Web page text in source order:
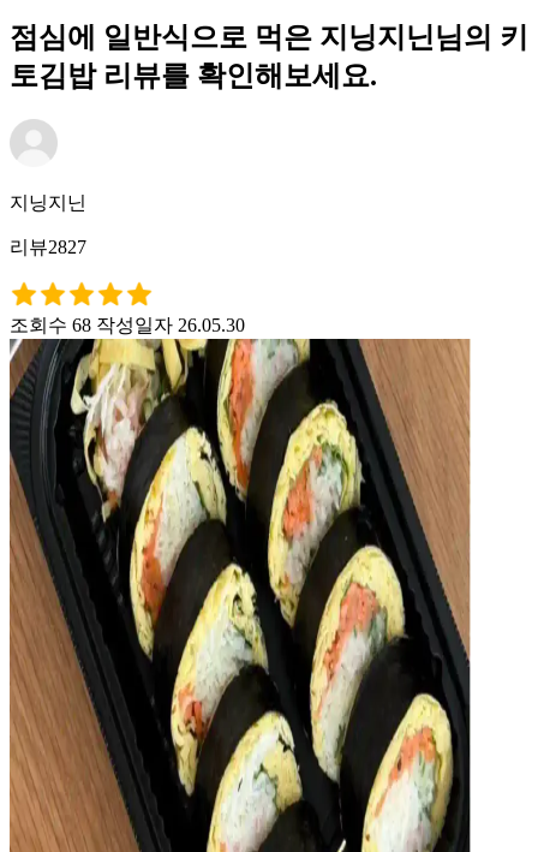
점심에 일반식으로 먹은 지닝지닌님의 키
토김밥 리뷰를 확인해보세요.
지닝지닌
리뷰2827
조회수 68 작성일자 26.05.30